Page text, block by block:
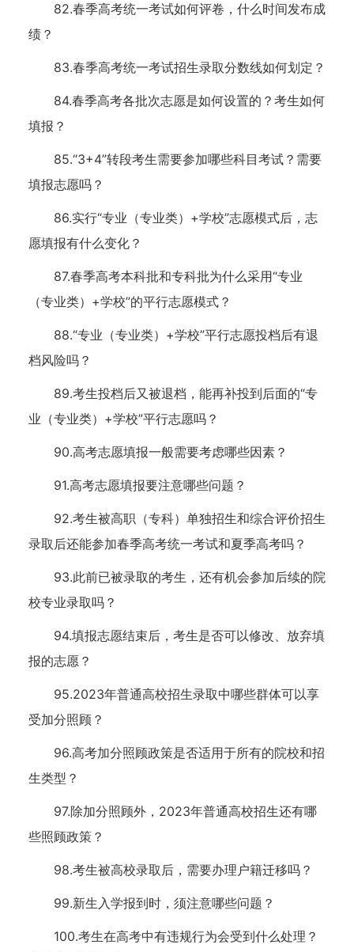
82.春季高考统一考试如何评卷，什么时间发布成
绩？
83.春季高考统一考试招生录取分数线如何划定？
84.春季高考各批次志愿是如何设置的？考生如何
填报？
85.“3+4”转段考生需要参加哪些科目考试？需要
填报志愿吗？
86.实行“专业（专业类）+学校”志愿模式后，志
愿填报有什么变化？
87.春季高考本科批和专科批为什么采用“专业
（专业类）+学校”的平行志愿模式？
88.“专业（专业类）+学校”平行志愿投档后有退
档风险吗？
89.考生投档后又被退档，能再补投到后面的“专
业（专业类）+学校”平行志愿吗？
90.高考志愿填报一般需要考虑哪些因素？
91.高考志愿填报要注意哪些问题？
92.考生被高职（专科）单独招生和综合评价招生
录取后还能参加春季高考统一考试和夏季高考吗？
93.此前已被录取的考生，还有机会参加后续的院
校专业录取吗？
94.填报志愿结束后，考生是否可以修改、放弃填
报的志愿？
95.2023年普通高校招生录取中哪些群体可以享
受加分照顾？
96.高考加分照顾政策是否适用于所有的院校和招
生类型？
97.除加分照顾外，2023年普通高校招生还有哪
些照顾政策？
98.考生被高校录取后，需要办理户籍迁移吗？
99.新生入学报到时，须注意哪些问题？
100.考生在高考中有违规行为会受到什么处理？